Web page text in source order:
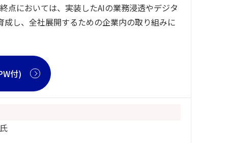
点においては、実装したAIの業務浸透やデジタ
し、全社展開するための企業内の取り組みに
付)